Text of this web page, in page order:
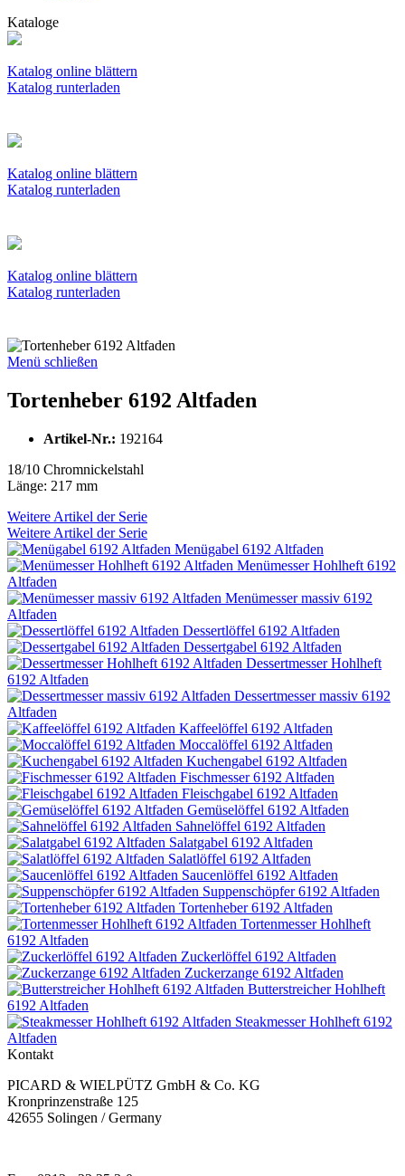
Kataloge
Katalog online blättern
Katalog runterladen
Katalog online blättern
Katalog runterladen
Katalog online blättern
Katalog runterladen
Menü schließen
Tortenheber 6192 Altfaden
Artikel-Nr.: 192164
18/10 Chromnickelstahl
Länge: 217 mm
Weitere Artikel der Serie
Weitere Artikel der Serie
Menügabel 6192 Altfaden
Menümesser Hohlheft 6192
Altfaden
Menümesser massiv 6192
Altfaden
Dessertlöffel 6192 Altfaden
Dessertgabel 6192 Altfaden
Dessertmesser Hohlheft
6192 Altfaden
Dessertmesser massiv 6192
Altfaden
Kaffeelöffel 6192 Altfaden
Moccalöffel 6192 Altfaden
Kuchengabel 6192 Altfaden
Fischmesser 6192 Altfaden
Fleischgabel 6192 Altfaden
Gemüselöffel 6192 Altfaden
Sahnelöffel 6192 Altfaden
Salatgabel 6192 Altfaden
Salatlöffel 6192 Altfaden
Saucenlöffel 6192 Altfaden
Suppenschöpfer 6192 Altfaden
Tortenheber 6192 Altfaden
Tortenmesser Hohlheft
6192 Altfaden
Zuckerlöffel 6192 Altfaden
Zuckerzange 6192 Altfaden
Butterstreicher Hohlheft
6192 Altfaden
Steakmesser Hohlheft 6192
Altfaden
Kontakt
PICARD & WIELPÜTZ GmbH & Co. KG
Kronprinzenstraße 125
42655 Solingen / Germany